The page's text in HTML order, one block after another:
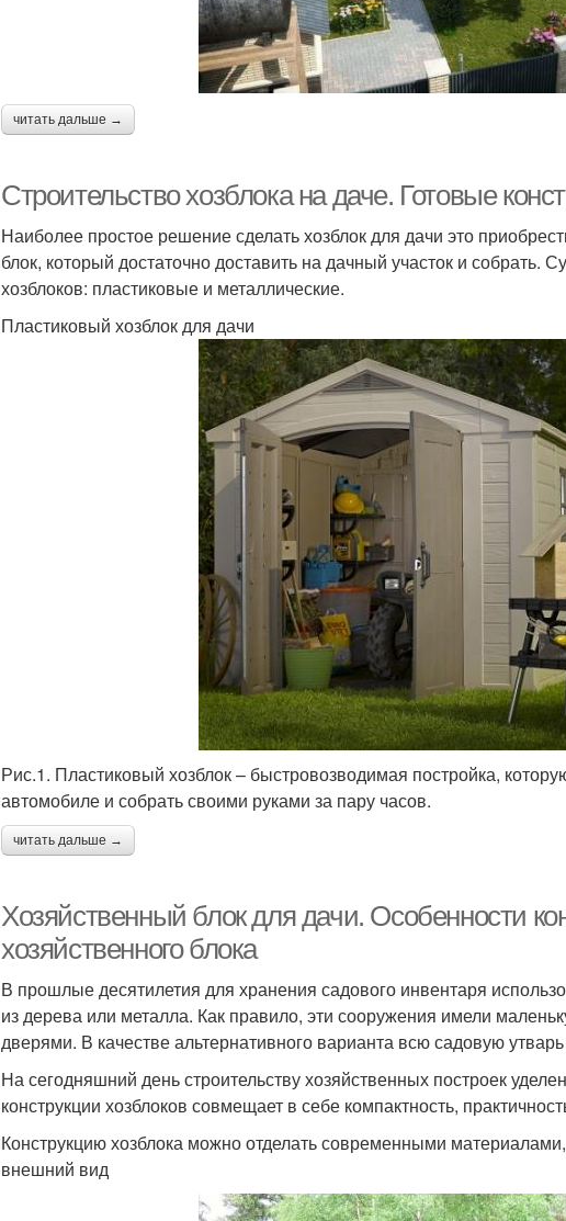
читать дальше →
Строительство хозблока на даче. Готовые
Наиболее простое решение сделать хозблок для дачи это
блок, который достаточно доставить на дачный участок и собрать.
хозблоков: пластиковые и металлические.
Пластиковый хозблок для дачи
Рис.1. Пластиковый хозблок – быстровозводимая постройка,
автомобиле и собрать своими руками за пару часов.
читать дальше →
Хозяйственный блок для дачи. Особенности
хозяйственного блока
В прошлые десятилетия для хранения садового инвентаря
из дерева или металла. Как правило, эти сооружения имели
дверями. В качестве альтернативного варианта всю садовую
На сегодняшний день строительству хозяйственных построек
конструкции хозблоков совмещает в себе компактность,
Конструкцию хозблока можно отделать современными
внешний вид